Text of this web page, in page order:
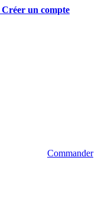
Créer un compte
Commander